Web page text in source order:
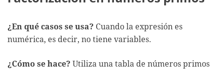
¿En qué casos se usa? Cuando la expresión es
numérica, es decir, no tiene variables.
¿Cómo se hace? Utiliza una tabla de números primos